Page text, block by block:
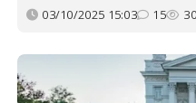
03/10/2025 15:03 15